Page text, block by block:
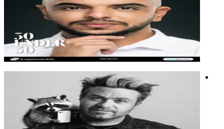
מתכנת ואשף אלגוריתמים, מומחה בהנגשת עולם הבינה
המלאכותית לכולם, ופתרון בעיות מורכבות
מתכנת ואשף אלגוריתמים, מומחה בהנגשת עולם הבינה
המלאכותית לכולם, ופתרון בעיות מורכבות
בינה מלאכותיתחדשנות
רוקסטאר לשעבר, אמן בינה מלאכותית מוביל, במאי פרסומות,
מייסד קריאייטיב בפיקה.
רוקסטאר לשעבר, אמן בינה מלאכותית מוביל, במאי פרסומות,